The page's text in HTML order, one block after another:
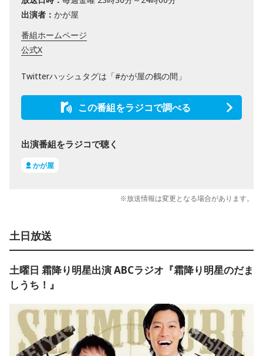
出演者： かが屋
番組ホームページ
公式X
Twitterハッシュタグは「#かが屋の鶴の間」
この番組をラジコで調べる
出演番組をラジコで聴く
かが屋
※放送情報は変更となる場合があります。
土日放送
土曜日 霜降り明星出演 ABCラジオ『霜降り明星のだま
しうち！』